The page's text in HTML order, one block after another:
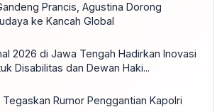
Prancis, Agustina Dorong
ke Kancah Global
2026 di Jawa Tengah Hadirkan Inovasi
Disabilitas dan Dewan Haki...
Rumor Penggantian Kapolri